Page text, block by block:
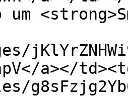
um
a></